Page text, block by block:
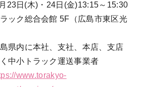
23日(木)・24日(金)13:15～15:30
ック総合会館 5F（広島市東区光
県内に本社、支社、本店、支店
中小トラック運送事業者
www.torakyo-